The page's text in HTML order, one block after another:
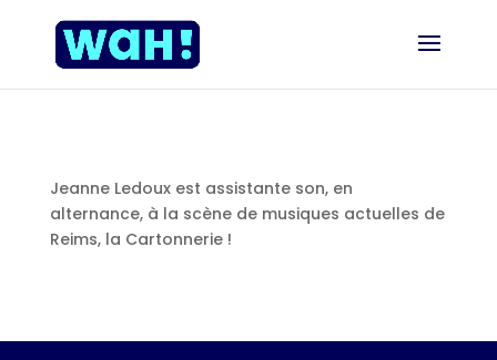
Jeanne Ledoux est assistante son, en
alternance, à la scène de musiques actuelles de
Reims, la Cartonnerie !